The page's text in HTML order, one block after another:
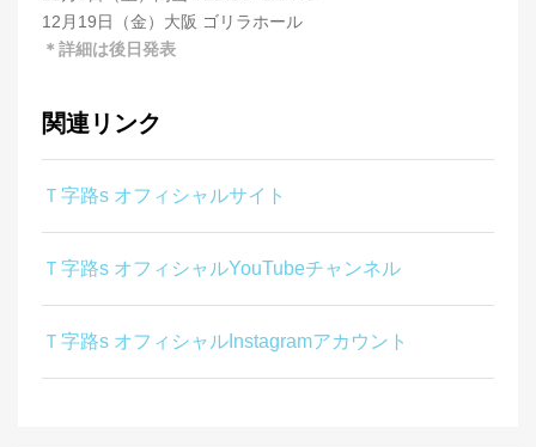
12月19日（金）大阪 ゴリラホール
＊詳細は後日発表
関連リンク
Ｔ字路s オフィシャルサイト
Ｔ字路s オフィシャルYouTubeチャンネル
Ｔ字路s オフィシャルInstagramアカウント